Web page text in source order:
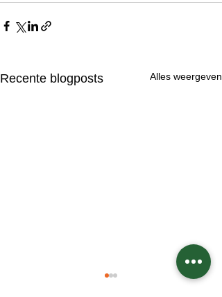
Recente blogposts Alles weergeven